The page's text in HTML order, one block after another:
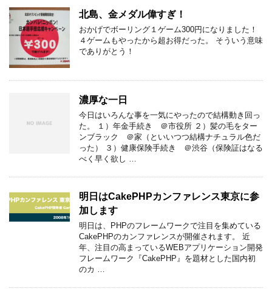
北島、金メダル偉すぎ！
おかげでボーリング１ゲーム300円になりました！
４ゲームもやったから超お得だった。 そういう意味
でありがとう！
濃厚な一日
今日はいろんな事を一気にやったので結構動き回っ
た。 １）年金手続き ＠市役所 ２）髪の毛をター
ンブラック ＠家（といいつつ結構ナチュラル色だ
った） ３）健康保険手続き ＠渋谷（保険証はなる
べく早く欲し …
明日はCakePHPカンファレンス東京に参
加します
明日は、PHPのフレームワークで注目を集めている
CakePHPのカンファレンスが開催されます。 近
年、注目の高まっているWEBアプリケーション開発
フレームワーク『CakePHP』を題材とした国内初
のカ …